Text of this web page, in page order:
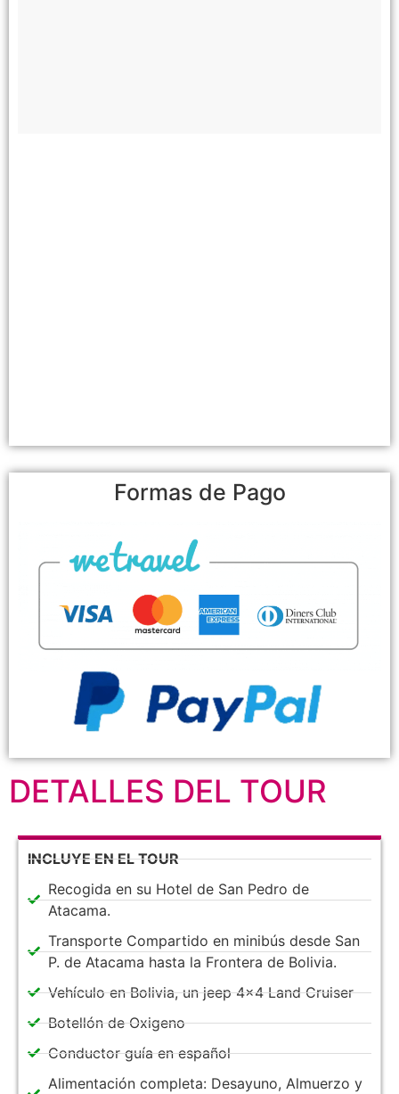
Formas de Pago
DETALLES DEL TOUR
INCLUYE EN EL TOUR
Recogida en su Hotel de San Pedro de
Atacama.
Transporte Compartido en minibús desde San
P. de Atacama hasta la Frontera de Bolivia.
Vehículo en Bolivia, un jeep 4x4 Land Cruiser
Botellón de Oxigeno
Conductor guía en español
Alimentación completa: Desayuno, Almuerzo y